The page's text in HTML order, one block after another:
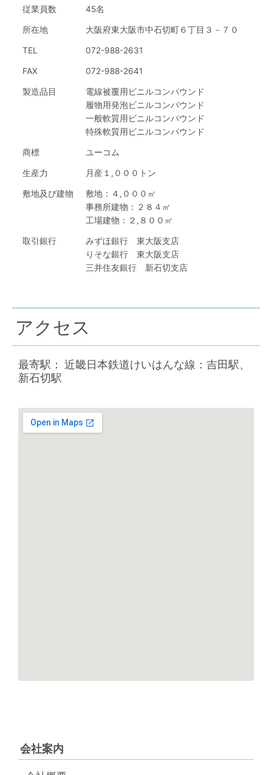
従業員数 45名
所在地 大阪府東大阪市中石切町６丁目３－７０
TEL 072-988-2631
FAX 072-988-2641
製造品目
電線被覆用ビニルコンパウンド
履物用発泡ビニルコンパウンド
一般軟質用ビニルコンパウンド
特殊軟質用ビニルコンパウンド
商標 ユーコム
生産力 月産１,０００トン
敷地及び建物
敷地：４,０００㎡
事務所建物：２８４㎡
工場建物：２,８００㎡
取引銀行
みずほ銀行 東大阪支店
りそな銀行 東大阪支店
三井住友銀行 新石切支店
アクセス
最寄駅： 近畿日本鉄道けいはんな線：吉田駅、
新石切駅
会社案内